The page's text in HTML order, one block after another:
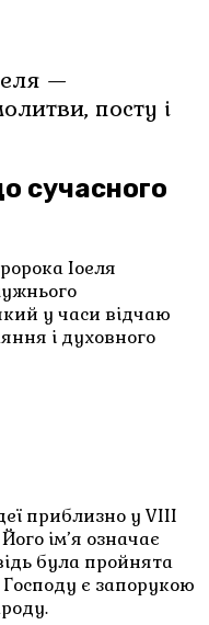
посту і
сучасного
Іоеля
у часи відчаю
і духовного
приблизно у VIII
ім’я означає
була пройнята
є запорукою